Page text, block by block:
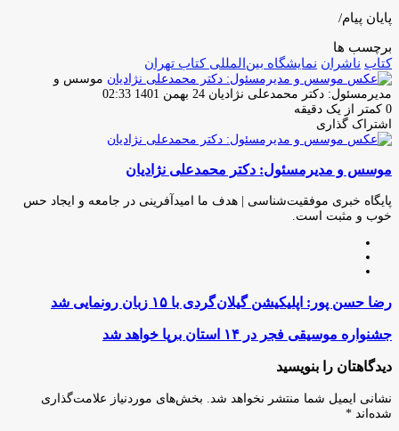
پایان پیام/
برچسب ها
کتاب ناشران نمایشگاه بین‌المللی کتاب تهران
موسس و
مدیرمسئول: دکتر محمدعلی نژادیان ارسال
24 بهمن 1401 02:33
0 کمتر از یک دقیقه
اشتراک گذاری
فیس
توئیتر
لینکدین
واتس
تلگرام
اشتراک
از
ایمیل
چاپ
موسس و مدیرمسئول: دکتر محمدعلی نژادیان
پایگاه خبری موفقیت‌شناسی | هدف ما امیدآفرینی در جامعه و ایجاد حس
خوب و مثبت است.
رضا
حسن
پور:
اپلیکیشن
گیلان
گردی
۱۵
زبان
رضا حسن پور: اپلیکیشن گیلان گردی با ۱۵ زبان رونمایی شد
جشنواره
فجر
۱۴
استان
جشنواره موسیقی فجر در ۱۴ استان برپا خواهد شد
دیدگاهتان را بنویسید
نشانی ایمیل شما منتشر نخواهد شد.
بخش‌های موردنیاز علامت‌گذاری
شده‌اند *